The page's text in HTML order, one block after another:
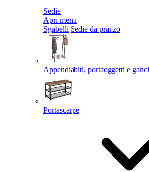
Sedie
Apri menu
Sgabelli Sedie da pranzo
Appendiabiti, portaoggetti e ganci
Portascarpe